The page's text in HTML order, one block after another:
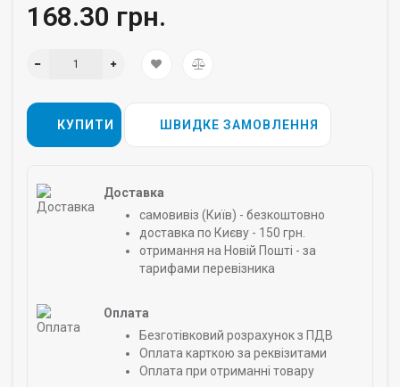
168.30 грн.
КУПИТИ ШВИДКЕ ЗАМОВЛЕННЯ
Доставка
самовивіз (Київ) - безкоштовно
доставка по Києву - 150 грн.
отримання на Новій Пошті - за
тарифами перевізника
Оплата
Безготівковий розрахунок з ПДВ
Оплата карткою за реквізитами
Оплата при отриманні товару